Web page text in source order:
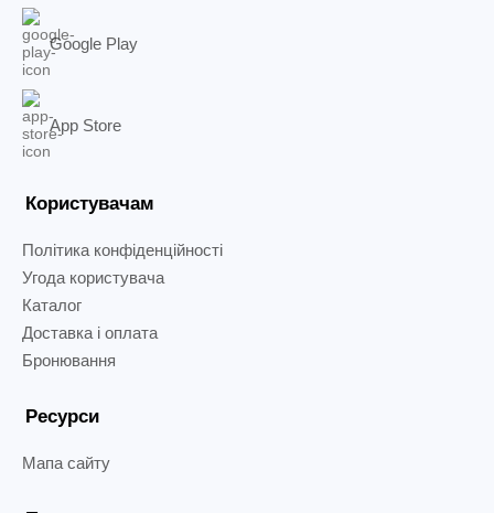
Google Play
App Store
Користувачам
Політика конфіденційності
Угода користувача
Каталог
Доставка і оплата
Бронювання
Ресурси
Мапа сайту